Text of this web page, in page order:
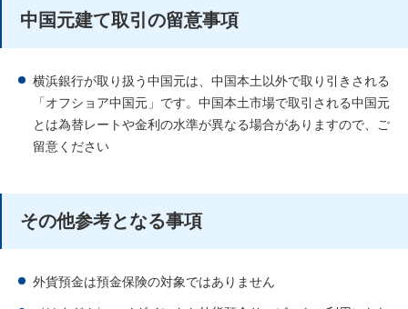
中国元建て取引の留意事項
横浜銀行が取り扱う中国元は、中国本土以外で取り引きされる
「オフショア中国元」です。中国本土市場で取引される中国元
とは為替レートや金利の水準が異なる場合がありますので、ご
留意ください
その他参考となる事項
外貨預金は預金保険の対象ではありません